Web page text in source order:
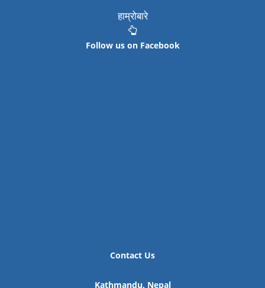
हाम्रोबारे
Follow us on Facebook
Contact Us
Kathmandu, Nepal